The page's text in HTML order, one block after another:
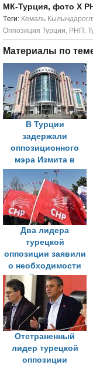
МК-Турция, фото Х
Tеги: Кемаль
Оппозиция Турции, РНП ,
Материалы по
В Турции
задержали
оппозиционного
мэра Измита в
рамках
расследования о
коррупции
Два лидера
турецкой
оппозиции заявили
о необходимости
партийного съезда
для преодоления
кризиса
Отстраненный
лидер турецкой
оппозиции